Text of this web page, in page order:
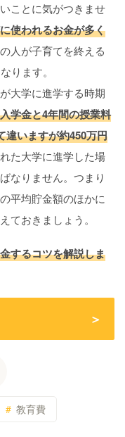
ことに気がつきませ
使われるお金が多く
人が子育てを終える
ります。
大学に進学する時期
学金と4年間の授業料
違いますが約450万円
た大学に進学した場
なりません。つまり
平均貯金額のほかに
ておきましょう。
するコツを解説しま
教育費